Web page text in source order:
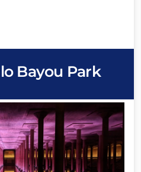
Bayou Park